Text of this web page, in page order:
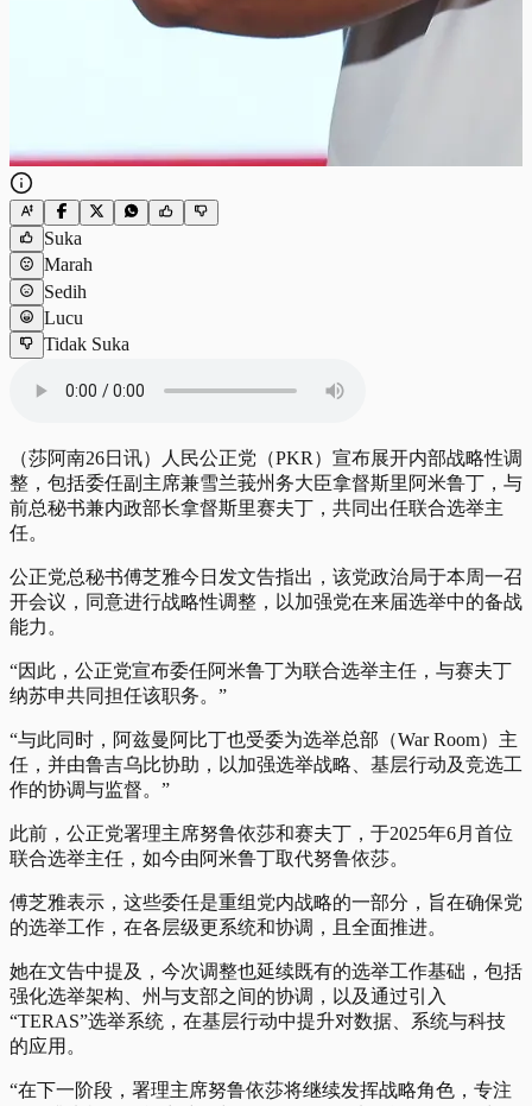
Suka
Marah
Sedih
Lucu
Tidak Suka
（莎阿南26日讯）人民公正党（PKR）宣布展开内部战略性调
整，包括委任副主席兼雪兰莪州务大臣拿督斯里阿米鲁丁，与
前总秘书兼内政部长拿督斯里赛夫丁，共同出任联合选举主
任。
公正党总秘书傅芝雅今日发文告指出，该党政治局于本周一召
开会议，同意进行战略性调整，以加强党在来届选举中的备战
能力。
“因此，公正党宣布委任阿米鲁丁为联合选举主任，与赛夫丁
纳苏申共同担任该职务。”
“与此同时，阿兹曼阿比丁也受委为选举总部（War Room）主
任，并由鲁吉乌比协助，以加强选举战略、基层行动及竞选工
作的协调与监督。”
此前，公正党署理主席努鲁依莎和赛夫丁，于2025年6月首位
联合选举主任，如今由阿米鲁丁取代努鲁依莎。
傅芝雅表示，这些委任是重组党内战略的一部分，旨在确保党
的选举工作，在各层级更系统和协调，且全面推进。
她在文告中提及，今次调整也延续既有的选举工作基础，包括
强化选举架构、州与支部之间的协调，以及通过引入
“TERAS”选举系统，在基层行动中提升对数据、系统与科技
的应用。
“在下一阶段，署理主席努鲁依莎将继续发挥战略角色，专注